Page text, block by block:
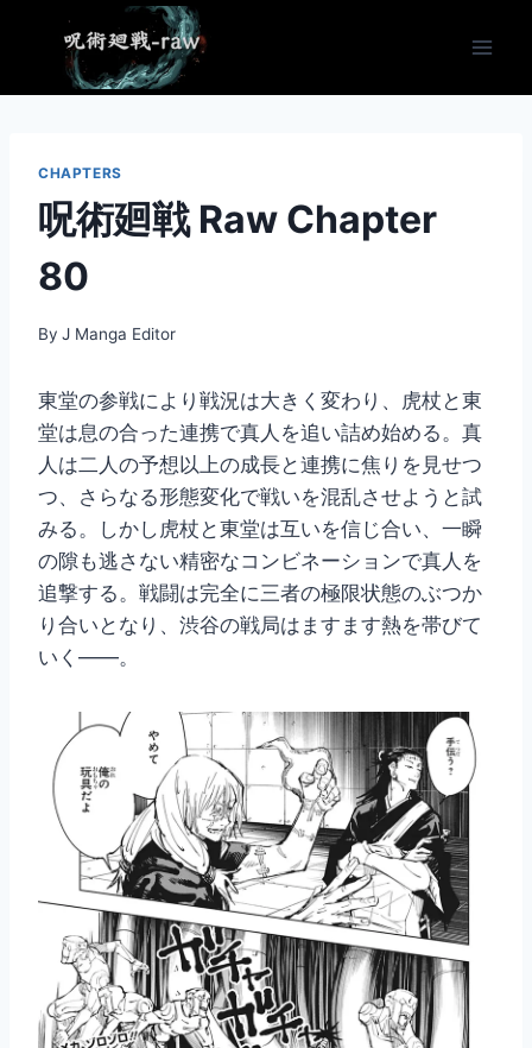
content
CHAPTERS
呪術廻戦 Raw Chapter
80
By J Manga Editor
東堂の参戦により戦況は大きく変わり、虎杖と東
堂は息の合った連携で真人を追い詰め始める。真
人は二人の予想以上の成長と連携に焦りを見せつ
つ、さらなる形態変化で戦いを混乱させようと試
みる。しかし虎杖と東堂は互いを信じ合い、一瞬
の隙も逃さない精密なコンビネーションで真人を
追撃する。戦闘は完全に三者の極限状態のぶつか
り合いとなり、渋谷の戦局はますます熱を帯びて
いく――。